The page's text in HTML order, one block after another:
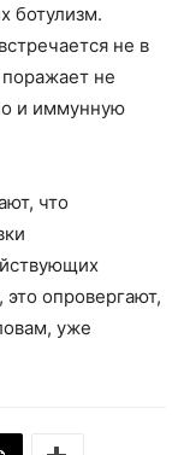
ботулизм.
не в
не
и иммунную
что
опровергают,
уже